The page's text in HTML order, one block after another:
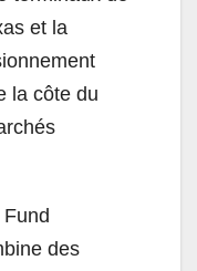
et la
la côte du
des